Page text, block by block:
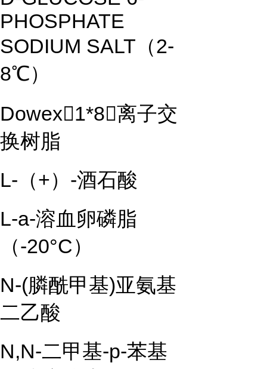
PHOSPHATE
SODIUM SALT（2-
8℃）
Dowex1*8离子交
换树脂
L-（+）-酒石酸
L-a-溶血卵磷脂
（-20°C）
N-(膦酰甲基)亚氨基
二乙酸
N,N-二甲基-p-苯基